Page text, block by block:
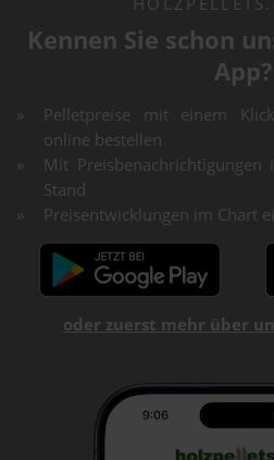
Kennen Sie schon
App?
Pelletpreise mit einem
online bestellen
Mit
Stand
Preisentwicklungen im Chart
oder zuerst mehr über